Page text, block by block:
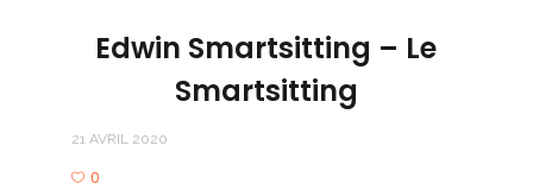
Edwin Smartsitting – Le
Smartsitting
21 AVRIL 2020
0